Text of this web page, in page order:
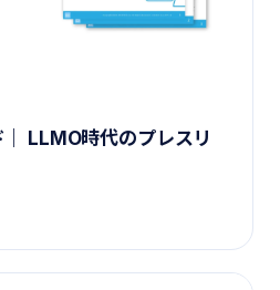
LLMO時代のプレスリ